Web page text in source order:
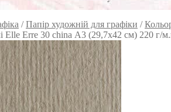
/Папір художній для графіки /
Elle Erre 30 china А3 (29,7х42 см) 220 г/